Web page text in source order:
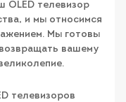
OLED телевизор
и мы относимся
Мы готовы
вашему
телевизоров